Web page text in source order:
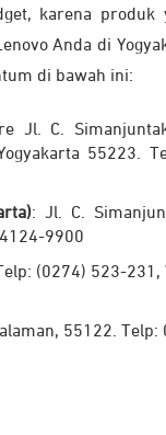
karena produk
Anda di
di bawah ini:
Jl. C.
55223.
: Jl. C.
9900
(0274) 523-231,
55122.